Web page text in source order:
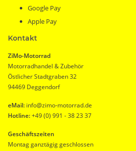
Google Pay
Apple Pay
Kontakt
ZiMo-Motorrad
Motorradhandel & Zubehör
Östlicher Stadtgraben 32
94469 Deggendorf
eMail: info@zimo-motorrad.de
Hotline:+49 (0) 991 - 38 23 37
Geschäftszeiten
Montag ganztägig geschlossen